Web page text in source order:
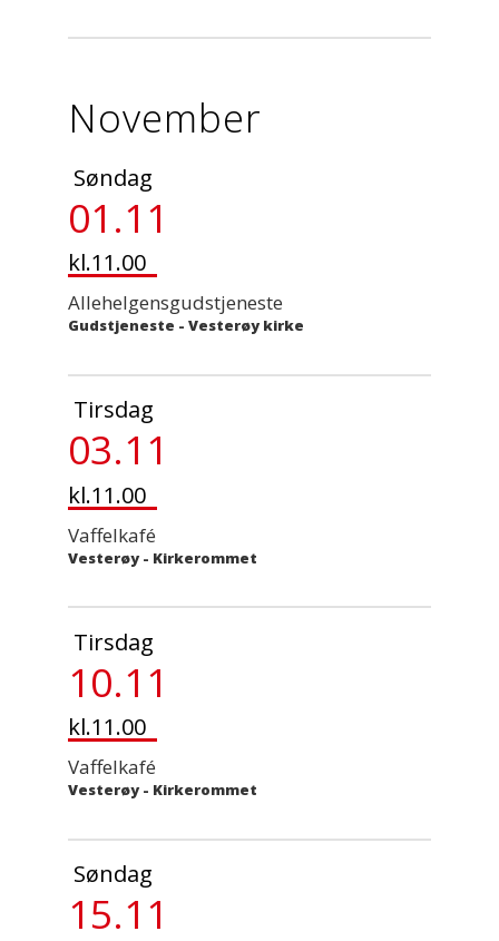
November
Søndag
01.11
kl.11.00
Allehelgensgudstjeneste
Gudstjeneste - Vesterøy kirke
Tirsdag
03.11
kl.11.00
Vaffelkafé
Vesterøy - Kirkerommet
Tirsdag
10.11
kl.11.00
Vaffelkafé
Vesterøy - Kirkerommet
Søndag
15.11